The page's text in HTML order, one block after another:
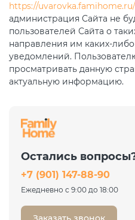
https://
администрация Сайта не
пользователей Сайта о
направления им каких-
уведомлений.
просматривать данную
актуальную информацию.
Остались
+7 (901) 147-88-90
Ежедневно с 9:00 до 18:00